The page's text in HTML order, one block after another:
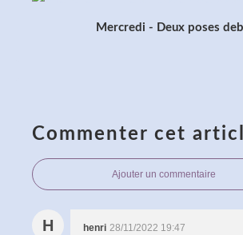
Mercredi - Deux poses
Commenter cet
Ajouter un commentaire
H henri 28/11/2022 19:47